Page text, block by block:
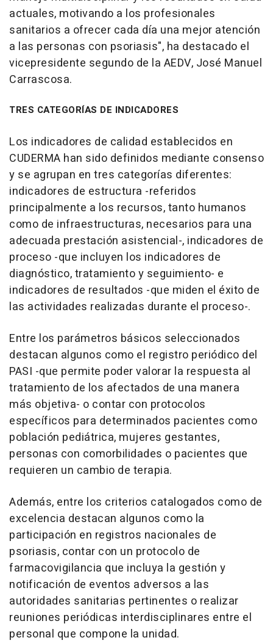
actuales, motivando a los profesionales
sanitarios a ofrecer cada día una mejor atención
a las personas con psoriasis", ha destacado el
vicepresidente segundo de la AEDV, José Manuel
Carrascosa.
TRES CATEGORÍAS DE INDICADORES
Los indicadores de calidad establecidos en
CUDERMA han sido definidos mediante consenso
y se agrupan en tres categorías diferentes:
indicadores de estructura -referidos
principalmente a los recursos, tanto humanos
como de infraestructuras, necesarios para una
adecuada prestación asistencial-, indicadores de
proceso -que incluyen los indicadores de
diagnóstico, tratamiento y seguimiento- e
indicadores de resultados -que miden el éxito de
las actividades realizadas durante el proceso-.
Entre los parámetros básicos seleccionados
destacan algunos como el registro periódico del
PASI -que permite poder valorar la respuesta al
tratamiento de los afectados de una manera
más objetiva- o contar con protocolos
específicos para determinados pacientes como
población pediátrica, mujeres gestantes,
personas con comorbilidades o pacientes que
requieren un cambio de terapia.
Además, entre los criterios catalogados como de
excelencia destacan algunos como la
participación en registros nacionales de
psoriasis, contar con un protocolo de
farmacovigilancia que incluya la gestión y
notificación de eventos adversos a las
autoridades sanitarias pertinentes o realizar
reuniones periódicas interdisciplinares entre el
personal que compone la unidad.